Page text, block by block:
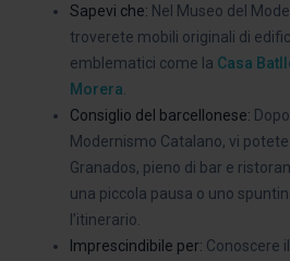
Sapevi che: Nel Museo del
troverete mobili originali di
emblematici come la Casa
Morera
Consiglio del barcellonese:
Modernismo Catalano, vi
Granados, pieno di bar e
una piccola pausa o uno
l’itinerario.
Imprescindibile per: Conoscere